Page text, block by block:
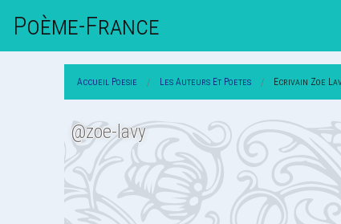
Poème-FrAnce
Accueil Poesie Les Auteurs Et Poetes Ecrivain Zoe
@zoe-lavy